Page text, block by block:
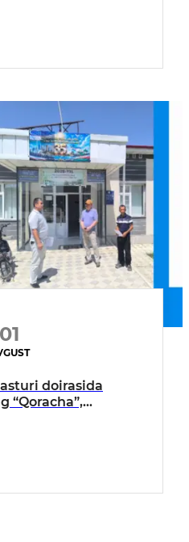
01
doirasida
“Qoracha”,